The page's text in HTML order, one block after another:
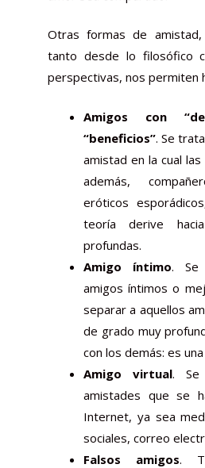
Otras formas de
tanto desde lo filosófico
perspectivas, nos permiten
Amigos con
“beneficios”. Se
amistad en la cual
además,
eróticos
teoría derive
profundas.
Amigo íntimo. Se
amigos íntimos o
separar a aquellos
de grado muy
con los demás: es
Amigo virtual. Se
amistades que se
Internet, ya sea
sociales, correo
Falsos amigos.